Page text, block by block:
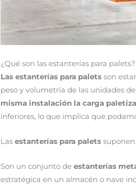
¿Qué son las estanterías para palets?
Las estanterías para palets son
peso y volumetría de las unidades
misma instalación la carga
inferiores, lo que implica que
Lasestanterías para palets
Son un conjunto deestanterías
estratégica en un almacén o nave